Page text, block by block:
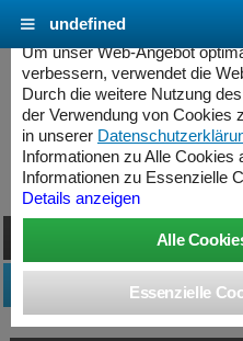
Kategorie: Alle »
Cookie Einstellungen -
Um unser Web-Angebot
verbessern, verwendet die
Durch die weitere Nutzung
der Verwendung von Cookies
in unserer
Informationen zu Alle Cookies
Informationen zu Essenzielle
Details anzeigen
undefined